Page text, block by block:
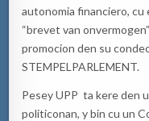
autonomia financiero, cu
“brevet van
promocion den su
STEMPELPARLEMENT.
Pesey UPP ta kere den
politiconan, y bin cu un